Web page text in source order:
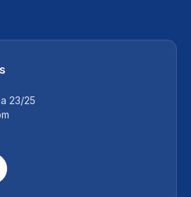
23/25